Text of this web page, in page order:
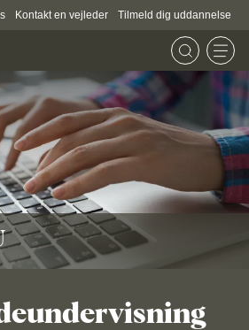
Kontakt en vejleder Tilmeld dig uddannelse